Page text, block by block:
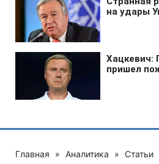
Главная » Аналитика » Статьи